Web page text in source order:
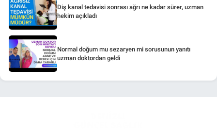
Diş kanal tedavisi sonrası ağrı ne kadar sürer, uzman
hekim açıkladı
Normal doğum mu sezaryen mi sorusunun yanıtı
uzman doktordan geldi